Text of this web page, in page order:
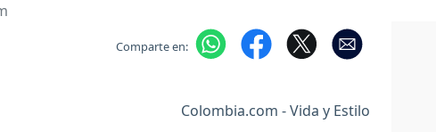
Comparte en:
Colombia.com - Vida y Estilo